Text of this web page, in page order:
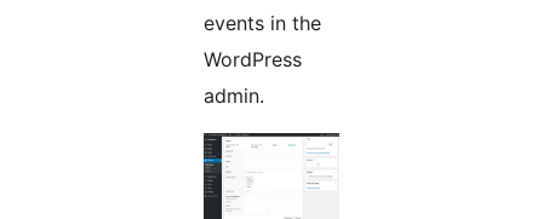
events in the
WordPress
admin.